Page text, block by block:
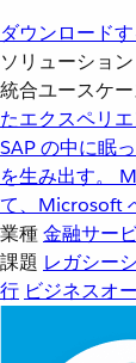
ダウンロード
ソリューション
統合ユースケー
たエクスペリ
SAP の中に眠
を生み出す。
て、Microsoft
業種金融サー
課題 レガシー
行 ビジネスオ